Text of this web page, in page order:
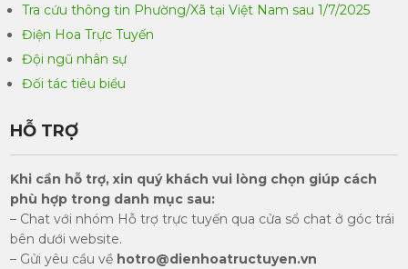
Tra cứu thông tin Phường/Xã tại Việt Nam sau 1/7/2025
Điện Hoa Trực Tuyến
Đội ngũ nhân sự
Đối tác tiêu biểu
HỖ TRỢ
Khi cần hỗ trợ, xin quý khách vui lòng chọn giúp cách
phù hợp trong danh mục sau:
– Chat với nhóm Hỗ trợ trực tuyến qua cửa sổ chat ở góc trái
bên dưới website.
– Gửi yêu cầu về hotro@dienhoatructuyen.vn